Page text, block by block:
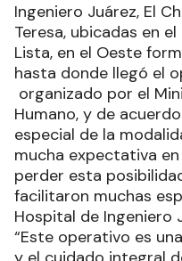
Ingeniero Juárez, El
Teresa, ubicadas en
Lista, en el Oeste
hasta donde llegó el
organizado por el
Humano, y de
especial de la
mucha expectativa
perder esta
facilitaron muchas
Hospital de Ingeniero
“Este operativo es